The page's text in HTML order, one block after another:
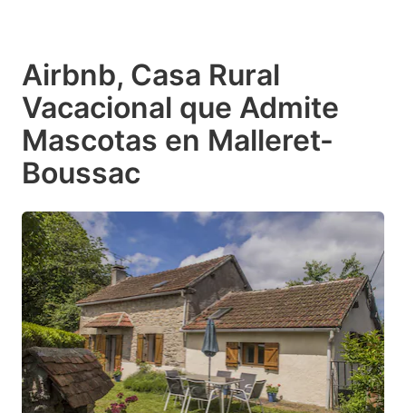
Airbnb, Casa Rural
Vacacional que Admite
Mascotas en Malleret-
Boussac